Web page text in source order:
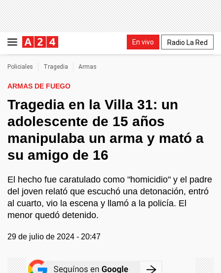
En vivo Radio La Red
Policiales Tragedia Armas
ARMAS DE FUEGO
Tragedia en la Villa 31: un
adolescente de 15 años
manipulaba un arma y mató a
su amigo de 16
El hecho fue caratulado como "homicidio" y el padre
del joven relató que escuchó una detonación, entró
al cuarto, vio la escena y llamó a la policía. El
menor quedó detenido.
29 de julio de 2024 - 20:47